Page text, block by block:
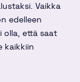
Vaikka
edelleen
olla, että saat
kaikkiin